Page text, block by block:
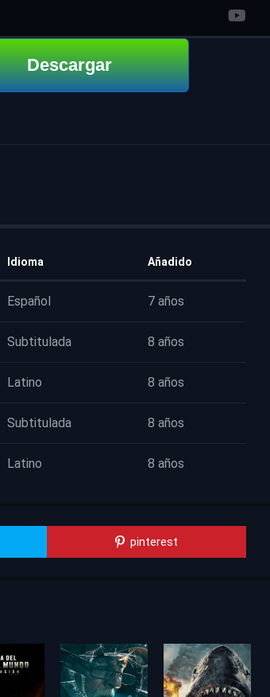
Descargar
Idioma Añadido
Español 7 años
Subtitulada 8 años
Latino 8 años
Subtitulada 8 años
Latino 8 años
pinterest